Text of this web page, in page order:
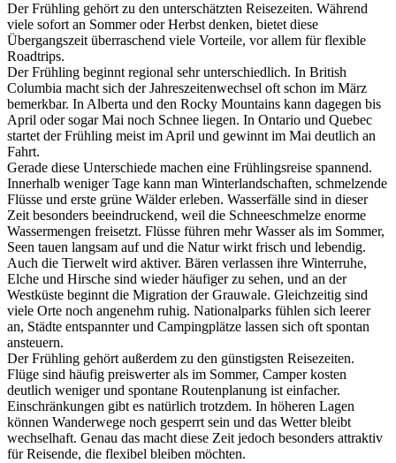
Der Frühling gehört zu den unterschätzten Reisezeiten. Während
viele sofort an Sommer oder Herbst denken, bietet diese
Übergangszeit überraschend viele Vorteile, vor allem für flexible
Roadtrips.
Der Frühling beginnt regional sehr unterschiedlich. In British
Columbia macht sich der Jahreszeitenwechsel oft schon im März
bemerkbar. In Alberta und den Rocky Mountains kann dagegen bis
April oder sogar Mai noch Schnee liegen. In Ontario und Quebec
startet der Frühling meist im April und gewinnt im Mai deutlich an
Fahrt.
Gerade diese Unterschiede machen eine Frühlingsreise spannend.
Innerhalb weniger Tage kann man Winterlandschaften, schmelzende
Flüsse und erste grüne Wälder erleben. Wasserfälle sind in dieser
Zeit besonders beeindruckend, weil die Schneeschmelze enorme
Wassermengen freisetzt. Flüsse führen mehr Wasser als im Sommer,
Seen tauen langsam auf und die Natur wirkt frisch und lebendig.
Auch die Tierwelt wird aktiver. Bären verlassen ihre Winterruhe,
Elche und Hirsche sind wieder häufiger zu sehen, und an der
Westküste beginnt die Migration der Grauwale. Gleichzeitig sind
viele Orte noch angenehm ruhig. Nationalparks fühlen sich leerer
an, Städte entspannter und Campingplätze lassen sich oft spontan
ansteuern.
Der Frühling gehört außerdem zu den günstigsten Reisezeiten.
Flüge sind häufig preiswerter als im Sommer, Camper kosten
deutlich weniger und spontane Routenplanung ist einfacher.
Einschränkungen gibt es natürlich trotzdem. In höheren Lagen
können Wanderwege noch gesperrt sein und das Wetter bleibt
wechselhaft. Genau das macht diese Zeit jedoch besonders attraktiv
für Reisende, die flexibel bleiben möchten.